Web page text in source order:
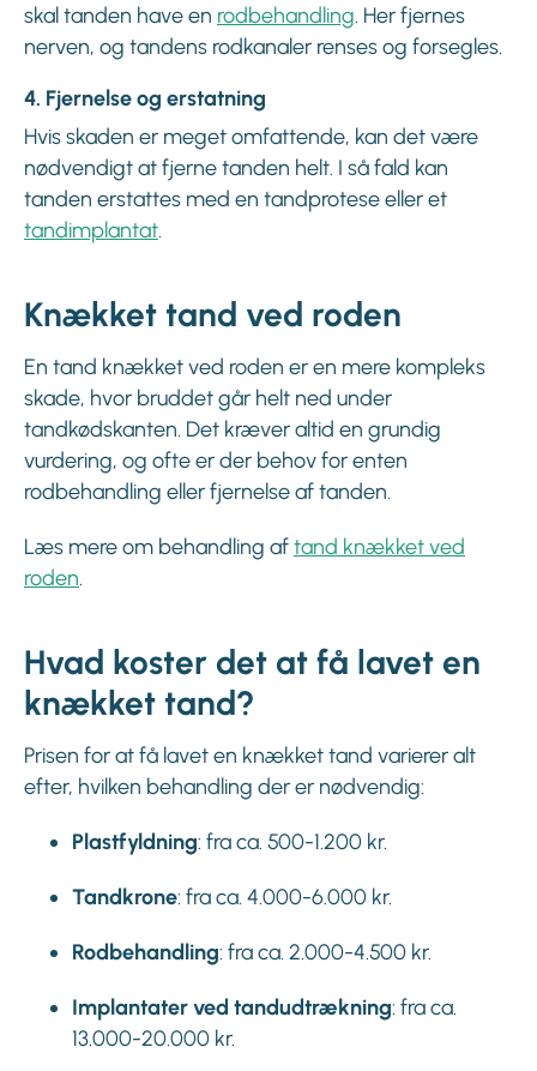
skal tanden have en rodbehandling. Her fjernes
nerven, og tandens rodkanaler renses og forsegles.
4. Fjernelse og erstatning
Hvis skaden er meget omfattende, kan det være
nødvendigt at fjerne tanden helt. I så fald kan
tanden erstattes med en tandprotese eller et
tandimplantat.
Knækket tand ved roden
En tand knækket ved roden er en mere kompleks
skade, hvor bruddet går helt ned under
tandkødskanten. Det kræver altid en grundig
vurdering, og ofte er der behov for enten
rodbehandling eller fjernelse af tanden.
Læs mere om behandling aftand knækket ved
roden.
Hvad koster det at få lavet en
knækket tand?
Prisen for at få lavet en knækket tand varierer alt
efter, hvilken behandling der er nødvendig:
Plastfyldning: fra ca. 500-1.200 kr.
Tandkrone: fra ca. 4.000-6.000 kr.
Rodbehandling: fra ca. 2.000-4.500 kr.
Implantater ved tandudtrækning: fra ca.
13.000-20.000 kr.